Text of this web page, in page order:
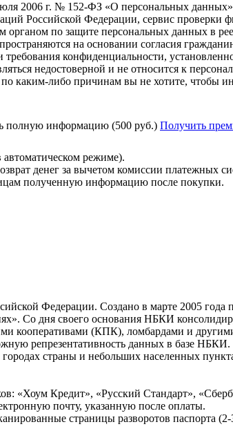
2006 г. № 152-ФЗ «О персональных
Российской Федерации, сервис проверки
по защите персональных данных в
на основании согласия
требования конфиденциальности,
недостоверной и не относится к
каким-либо причинам вы не хотите, чтобы
полную информацию (500 руб.) Получить
автоматическом режиме).
денег за вычетом комиссии платежных
полученную информацию после покупки.
Федерации. Создано в марте 2005
Со дня своего основания НБКИ
кооперативами (КПК), ломбардами и
репрезентативность данных в базе
страны и небольших населенных
«Хоум Кредит», «Русский Стандарт»,
почту, указанную после оплаты.
страницы разворотов паспорта